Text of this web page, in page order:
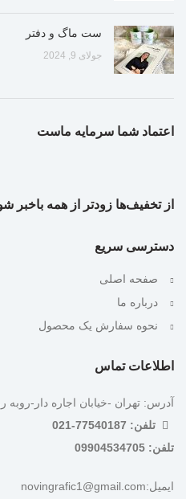
ست ماگ و دفتر
جولای 9, 2024
اعتماد شما سرمایه ماست
از تخفیف‌ها زودتر از همه باخبر
دسترسی سریع
صفحه اصلی
درباره ما
نحوه سفارش یک محصول
اطلاعات تماس
آدرس: تهران -خیابان اجاره دار-روبه رو کوچه 48 ام-شرکت
تلفن: 77540187-021
تلفن: 09904534705
ایمیل:novingrafic1@gmail.com